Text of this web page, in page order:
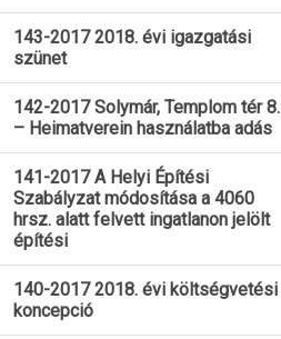
143-2017 2018. évi igazgatási
szünet
142-2017 Solymár, Templom tér 8.
– Heimatverein használatba adás
141-2017 A Helyi Építési
Szabályzat módosítása a 4060
hrsz. alatt felvett ingatlanon jelölt
építési
140-2017 2018. évi költségvetési
koncepció